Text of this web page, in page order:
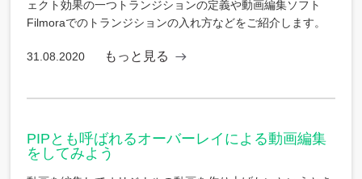
ェクト効果の一つトランジションの定義や動画編集ソフト
Filmoraでのトランジションの入れ方などをご紹介します。
31.08.2020 もっと見る
PIPとも呼ばれるオーバーレイによる動画編集
をしてみよう